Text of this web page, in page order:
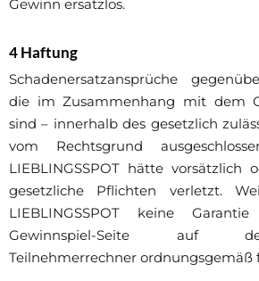
Gewinn ersatzlos.
4 Haftung
Schadenersatzansprüche
die im Zusammenhang mit dem
sind – innerhalb des gesetzlich
vom Rechtsgrund
LIEBLINGSSPOT hätte vorsätzlich
gesetzliche Pflichten verletzt.
LIEBLINGSSPOT keine
Gewinnspiel-Seite auf
Teilnehmerrechner ordnungsgemäß